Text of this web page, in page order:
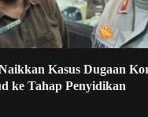
Kasus Dugaan
ke Tahap Penyidikan